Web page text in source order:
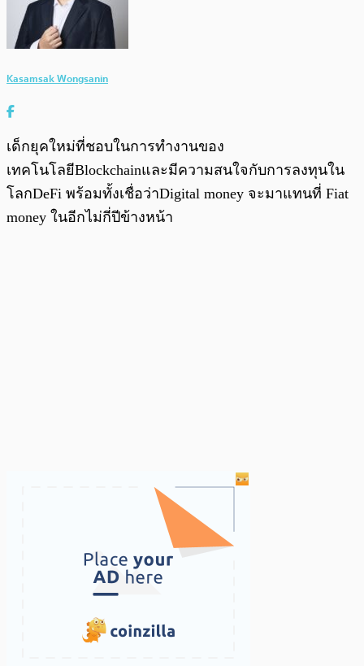
Kasamsak Wongsanin
เด็กยุคใหม่ที่ชอบในการทำงานของ
เทคโนโลยีBlockchainและมีความสนใจกับการลงทุนใน
โลกDeFi พร้อมทั้งเชื่อว่าDigital money จะมาแทนที่ Fiat
money ในอีกไม่กี่ปีข้างหน้า